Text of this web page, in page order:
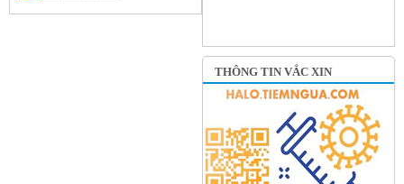
THÔNG TIN VẮC XIN